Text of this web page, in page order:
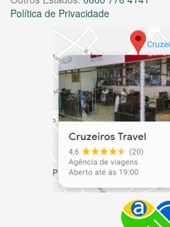
Política de Privacidade